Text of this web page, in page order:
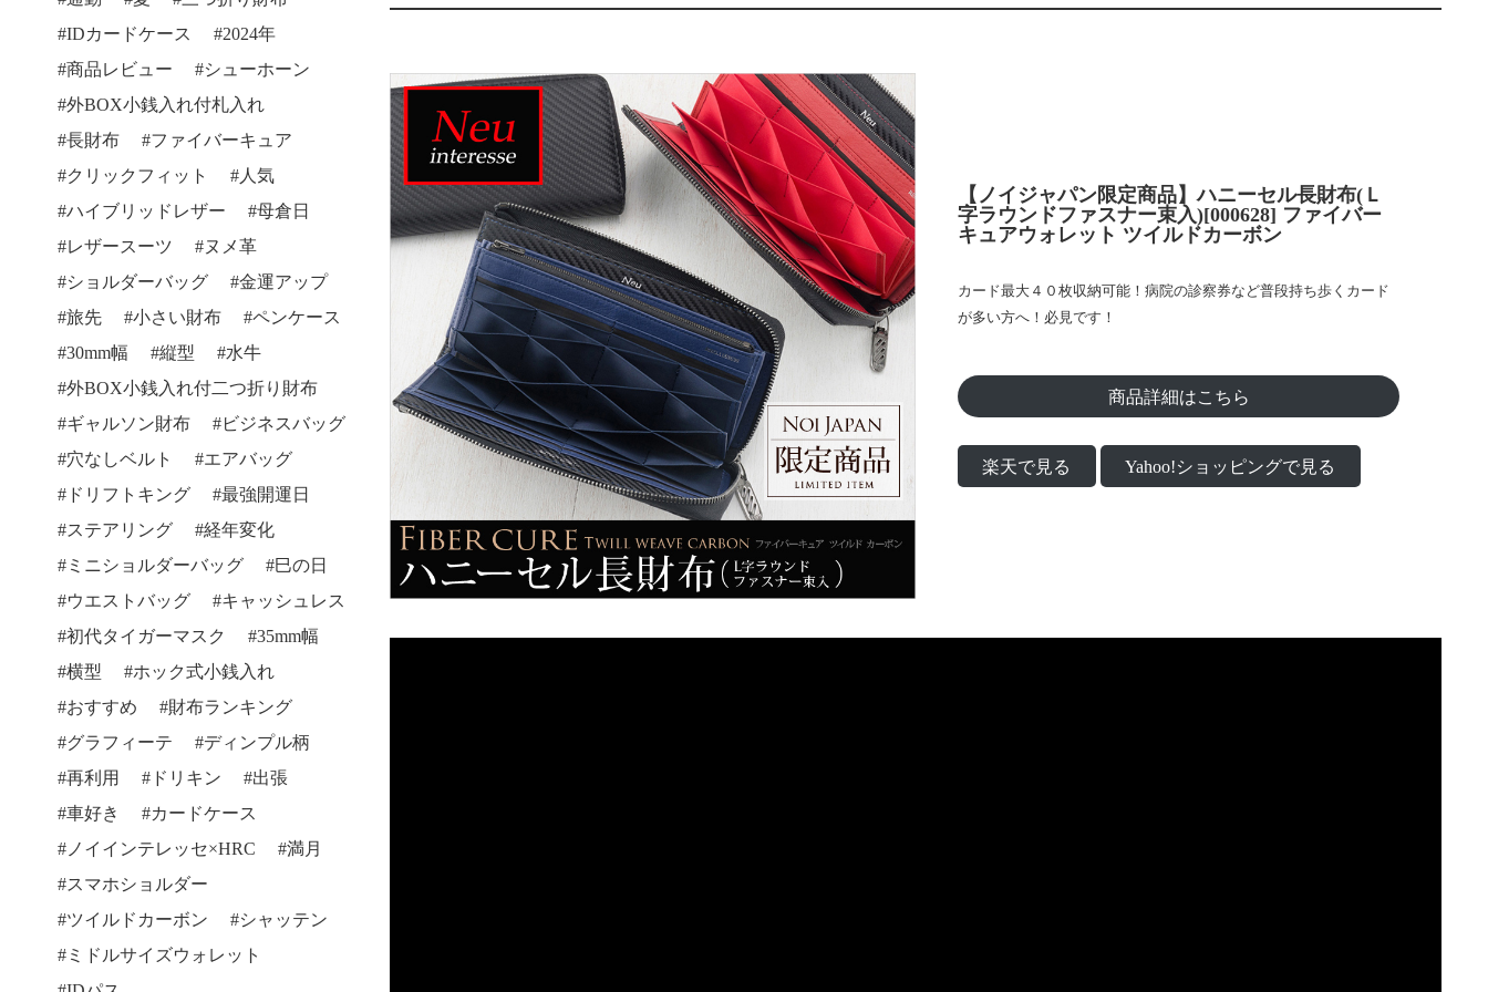
IDカードケース
2024年
商品レビュー
シューホーン
外BOX小銭入れ付札入れ
長財布
ファイバーキュア
クリックフィット
人気
ハイブリッドレザー
母倉日
レザースーツ
ヌメ革
ショルダーバッグ
金運アップ
旅先
小さい財布
ペンケース
30mm幅
縦型
水牛
外BOX小銭入れ付二つ折り財布
ギャルソン財布
ビジネスバッグ
穴なしベルト
エアバッグ
ドリフトキング
最強開運日
ステアリング
経年変化
ミニショルダーバッグ
巳の日
ウエストバッグ
キャッシュレス
初代タイガーマスク
35mm幅
横型
ホック式小銭入れ
おすすめ
財布ランキング
グラフィーテ
ディンプル柄
再利用
ドリキン
出張
車好き
カードケース
ノイインテレッセ×HRC
満月
スマホショルダー
ツイルドカーボン
シャッテン
ミドルサイズウォレット
【ノイジャパン限定商品】ハニーセル長財布(Ｌ
字ラウンドファスナー束入)[000628] ファイバー
キュアウォレット ツイルドカーボン
カード最大４０枚収納可能！病院の診察券など普段持ち歩くカード
が多い方へ！必見です！
商品詳細はこちら
楽天で見る Yahoo!ショッピングで見る